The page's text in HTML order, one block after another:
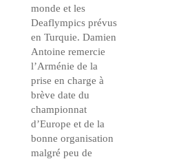
monde et les
Deaflympics prévus
en Turquie. Damien
Antoine remercie
l’Arménie de la
prise en charge à
brève date du
championnat
d’Europe et de la
bonne organisation
malgré peu de